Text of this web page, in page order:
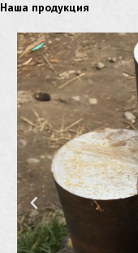
Наша продукция